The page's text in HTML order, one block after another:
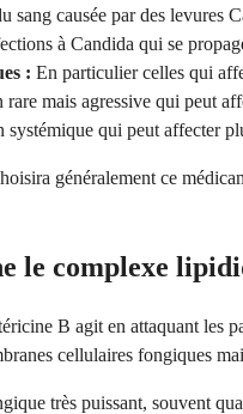
sang causée par des levures
à Candida qui se
: En particulier celles qui
mais agressive qui peut
systémique qui peut affecter
généralement ce
le complexe
B agit en attaquant les
cellulaires fongiques
très puissant, souvent